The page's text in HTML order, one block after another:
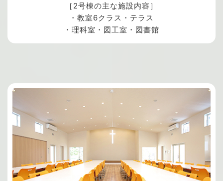
［2号棟の主な施設内容］
・教室6クラス・テラス
・理科室・図工室・図書館